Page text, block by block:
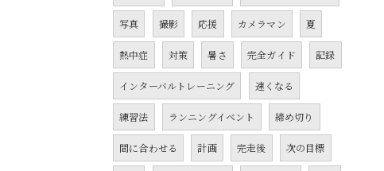
写真 撮影 応援 カメラマン 夏
熱中症 対策 暑さ 完全ガイド 記録
インターバルトレーニング 速くなる
練習法 ランニングイベント 締め切り
間に合わせる 計画 完走後 次の目標